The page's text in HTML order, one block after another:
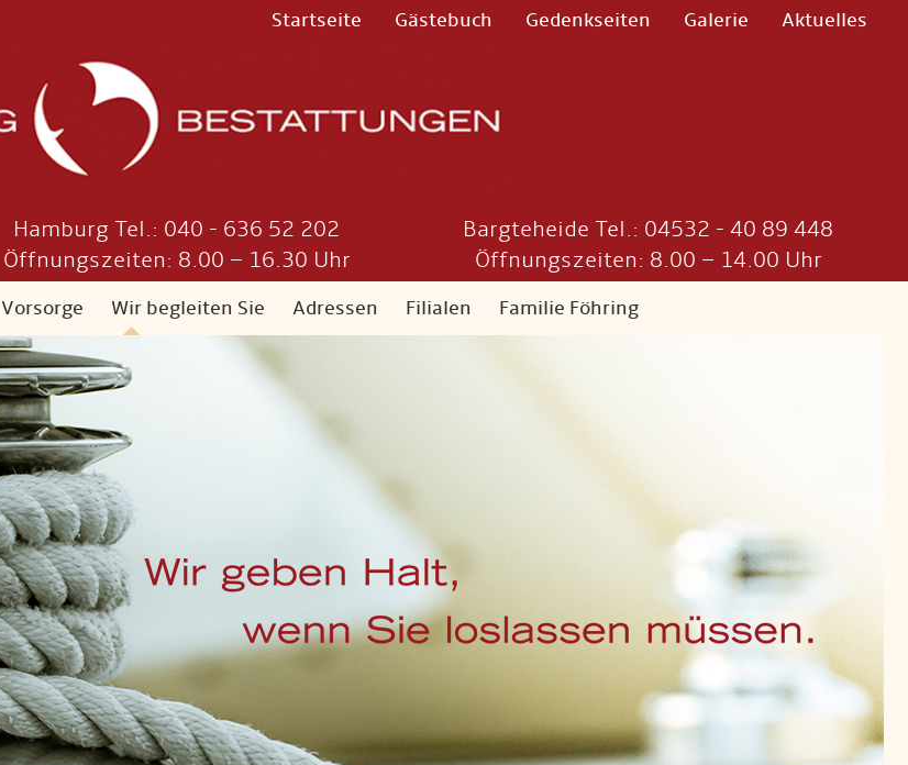
Startseite Gästebuch Gedenkseiten Galerie Aktuelles
Bargteheide Tel.: 04532 - 40 89 448
Öffnungszeiten: 8.00 – 14.00 Uhr
Hamburg Tel.: 040 - 636 52 202
Öffnungszeiten: 8.00 – 16.30 Uhr
Vorsorge Wir begleiten Sie Adressen Filialen Familie Föhring